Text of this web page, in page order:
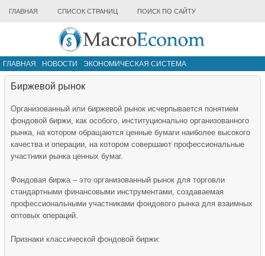
ГЛАВНАЯ СПИСОК СТРАНИЦ ПОИСК ПО САЙТУ
ГЛАВНАЯ НОВОСТИ
ЭКОНОМИЧЕСКАЯ СИСТЕМА
ИНФРАСТРУКТУРА РЫНКА
Биржевой рынок
Организованный или биржевой рынок исчерпывается понятием
фондовой биржи, как особого, институционально организованного
рынка, на котором обращаются ценные бумаги наиболее высокого
качества и операции, на котором совершают профессиональные
участники рынка ценных бумаг.
Фондовая биржа – это организованный рынок для торговли
стандартными финансовыми инструментами, создаваемая
профессиональными участниками фондового рынка для взаимных
оптовых операций.
Признаки классической фондовой биржи: